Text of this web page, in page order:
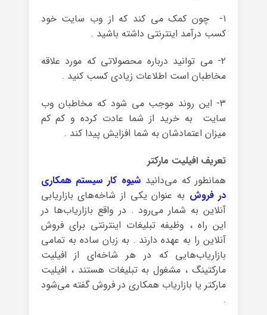
۱- چون کمک می کند که از وب سایت خود
کسب درآمد اینترنتی داشته باشید .
۲- می توانید درباره محصولاتی که مورد علاقه
مخاطبان است اطلاعات زیادی کسب کنید .
۳- این روند موجب می شود که مخاطبان وب
سایت به خرید از شما عادت کرده و کم کم
میزان اعتمادشان به شما افزایش پیدا کند .
تعریف افیلیت مارکتر
همانطور که می‌دانید شیوه کار سیستم همکاری
در فروش به عنوان یکی از شاخه‌های بازاریابی
آنلاین به شمار می‌رود . در واقع بازاریاب‌ها در
این راه ، وظیفه‌ تبلیغات اینترنتی برای فروش
آنلاین را به عهده دارند . به زبان ساده به تمامی
بازاریاب‌هایی که در هر شاخه‌ای از افیلیت
مارکتینگ ، مشغول به تبلیغات هستند ، افیلیت
مارکتر یا بازاریاب همکاری در فروش گفته می‌شود
.